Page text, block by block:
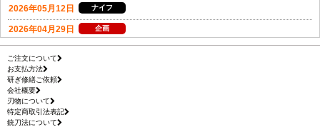
ご注文について
お支払方法
研ぎ修繕ご依頼
会社概要
刃物について
特定商取引法表記
銃刀法について